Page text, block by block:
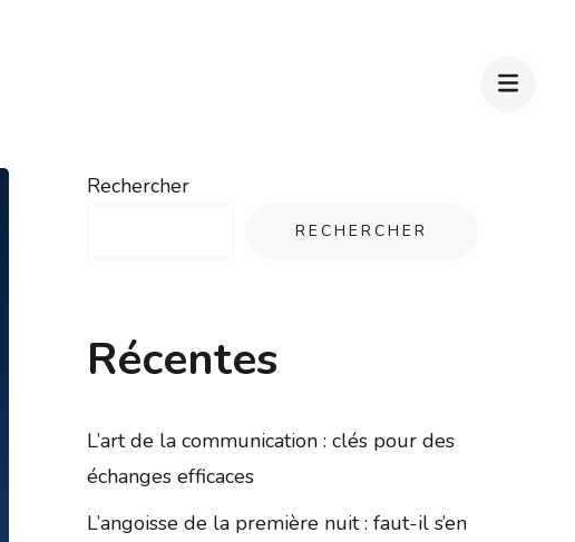
Rechercher
RECHERCHER
Récentes
L’art de la communication : clés pour des
échanges efficaces
L’angoisse de la première nuit : faut-il s’en